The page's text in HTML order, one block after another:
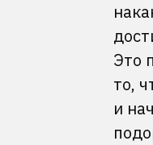
Это
то,
и